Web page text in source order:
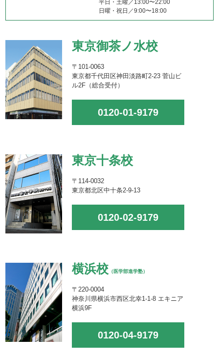
平日・土曜／13:00〜22:00
日曜・祝日／9:00〜18:00
東京御茶ノ水校
〒101-0063
東京都千代田区神田淡路町2-23 菅山ビ
ル2F（総合受付）
0120-01-9179
東京十条校
〒114-0032
東京都北区中十条2-9-13
0120-02-9179
横浜校 （医学部進学塾）
〒220-0004
神奈川県横浜市西区北幸1-1-8 エキニア
横浜9F
0120-04-9179